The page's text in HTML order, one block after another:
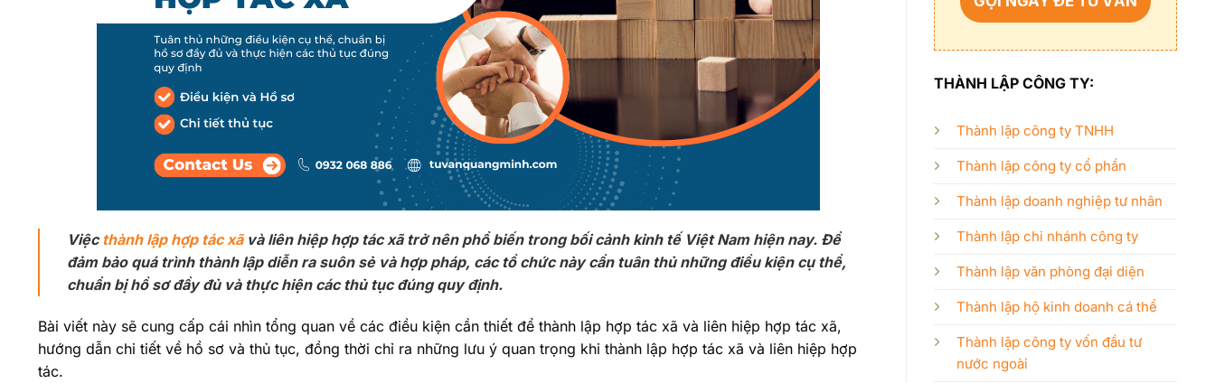
Việc thành lập hợp tác xãvà liên hiệp hợp tác xã trở nên phổ biến trong bối cảnh kinh tế Việt Nam hiện nay. Để
đảm bảo quá trình thành lập diễn ra suôn sẻ và hợp pháp, các tổ chức này cần tuân thủ những điều kiện cụ thể,
chuẩn bị hồ sơ đầy đủ và thực hiện các thủ tục đúng quy định.
Bài viết này sẽ cung cấp cái nhìn tổng quan về các điều kiện cần thiết để thành lập hợp tác xã và liên hiệp hợp tác xã,
hướng dẫn chi tiết về hồ sơ và thủ tục, đồng thời chỉ ra những lưu ý quan trọng khi thành lập hợp tác xã và liên hiệp hợp
tác.
THÀNH LẬP CÔNG TY:
Thành lập công ty TNHH
Thành lập công ty cổ phần
Thành lập doanh nghiệp tư nhân
Thành lập chi nhánh công ty
Thành lập văn phòng đại diện
Thành lập hộ kinh doanh cá thể
Thành lập công ty vốn đầu tư
nước ngoài